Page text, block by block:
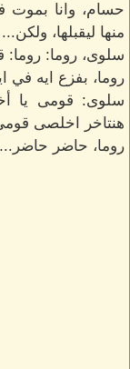
حسام، وانا بموت
منها ليقبلها، ولكن...
سلوى، روما: روما:
روما، بفزع ايه في
سلوى: قومى يا
هنتاخر اخلصى
روما، حاضر حاضر...